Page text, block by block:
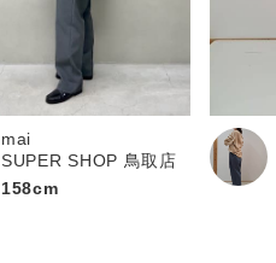
mai
SUPER SHOP 鳥取店
158cm